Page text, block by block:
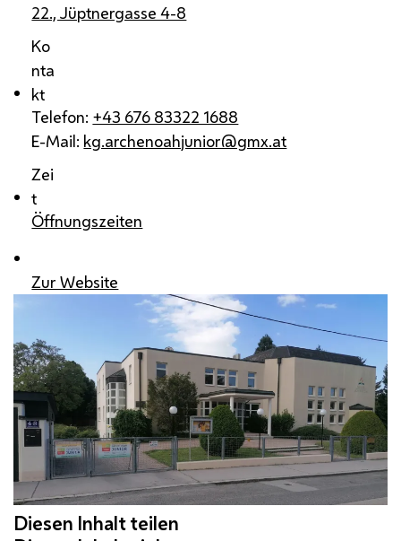
22., Jüptnergasse 4-8
Ko
nta
kt
Telefon: +43 676 83322 1688
E-Mail: kg.archenoahjunior@gmx.at
Zei
t
Öffnungszeiten
Zur Website